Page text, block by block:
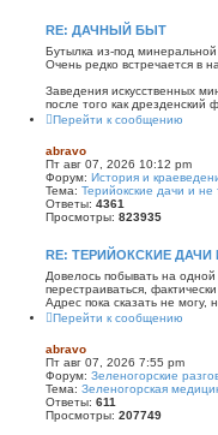
RE: ДАЧНЫЙ БЫТ
Бутылка из-под
Очень редко встречается в
Заведения искусственных
после того как дрезденский
Перейти к сообщению
abravo
Пт авг 07, 2026 10:12 pm
Форум: История и
Тема: Терийокские дачи и не
Ответы: 4361
Просмотры: 823935
RE: ТЕРИЙОКСКИЕ ДАЧИ
Довелось побывать на
перестраиваться,
Адрес пока сказать не могу,
Перейти к сообщению
abravo
Пт авг 07, 2026 7:55 pm
Форум: Зеленогорские
Тема: Зеленогорская
Ответы: 611
Просмотры: 207749